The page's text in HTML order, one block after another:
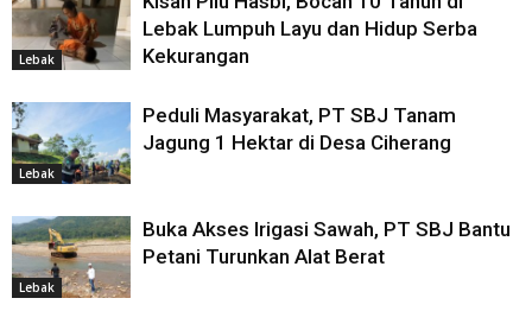
Lebak
Lebak Lumpuh Layu dan Hidup Serba
Kekurangan
Lebak
Peduli Masyarakat, PT SBJ Tanam
Jagung 1 Hektar di Desa Ciherang
Lebak
Buka Akses Irigasi Sawah, PT SBJ Bantu
Petani Turunkan Alat Berat